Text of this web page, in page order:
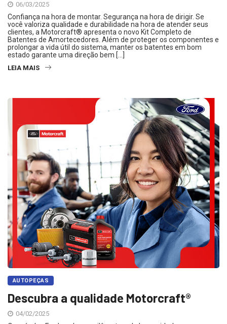
06/03/2025
Confiança na hora de montar. Segurança na hora de dirigir. Se
você valoriza qualidade e durabilidade na hora de atender seus
clientes, a Motorcraft® apresenta o novo Kit Completo de
Batentes de Amortecedores. Além de proteger os componentes e
prolongar a vida útil do sistema, manter os batentes em bom
estado garante uma direção bem […]
LEIA MAIS
AUTOPEÇAS
Descubra a qualidade Motorcraft®
04/02/2025